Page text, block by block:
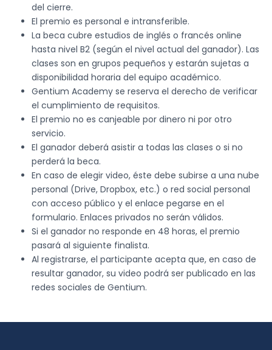
del cierre.
El premio es personal e intransferible.
La beca cubre estudios de inglés o francés online
hasta nivel B2 (según el nivel actual del ganador). Las
clases son en grupos pequeños y estarán sujetas a
disponibilidad horaria del equipo académico.
Gentium Academy se reserva el derecho de verificar
el cumplimiento de requisitos.
El premio no es canjeable por dinero ni por otro
servicio.
El ganador deberá asistir a todas las clases o si no
perderá la beca.
En caso de elegir video, éste debe subirse a una nube
personal (Drive, Dropbox, etc.) o red social personal
con acceso público y el enlace pegarse en el
formulario. Enlaces privados no serán válidos.
Si el ganador no responde en 48 horas, el premio
pasará al siguiente finalista.
Al registrarse, el participante acepta que, en caso de
resultar ganador, su video podrá ser publicado en las
redes sociales de Gentium.